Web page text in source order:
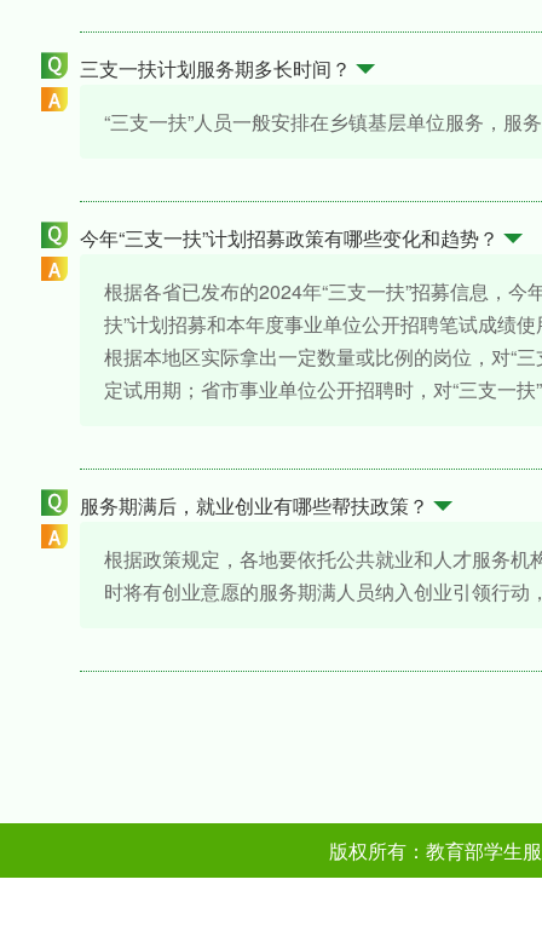
三支一扶计划服务期多长时间？
“三支一扶”人员一般安排在乡镇基层单位服务，
今年“三支一扶”计划招募政策有哪些变化和趋势？
根据各省已发布的2024年“三支一扶”招募信息，
扶”计划招募和本年度事业单位公开招聘笔试成绩
根据本地区实际拿出一定数量或比例的岗位，对“
定试用期；省市事业单位公开招聘时，对“三支一
服务期满后，就业创业有哪些帮扶政策？
根据政策规定，各地要依托公共就业和人才服务机
时将有创业意愿的服务期满人员纳入创业引领行
版权所有：教育部学生